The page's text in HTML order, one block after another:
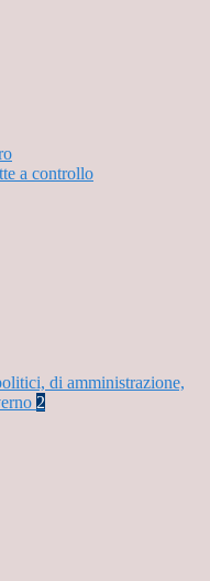
a controllo
di amministrazione,
2